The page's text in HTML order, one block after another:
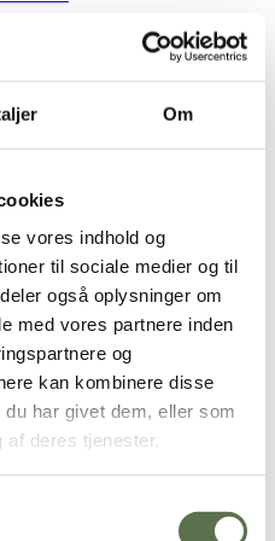
Om
vores indhold og
til sociale medier og til
også oplysninger om
med vores partnere inden
og
kan kombinere disse
har givet dem, eller som
af deres tjenester.
Hvedemel